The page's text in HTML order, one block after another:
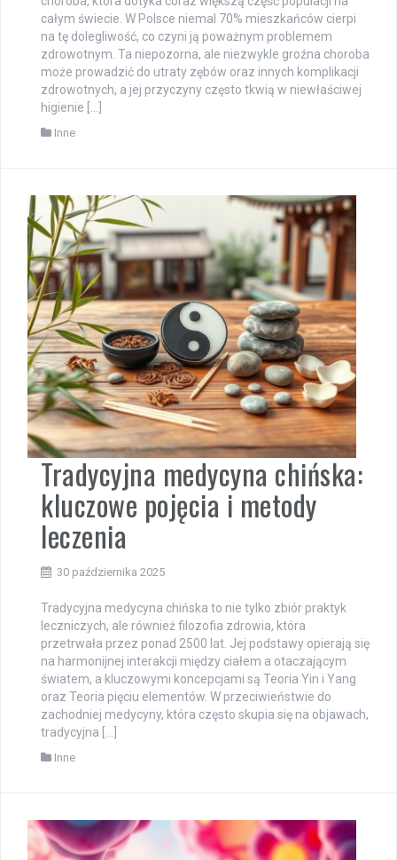
całym świecie. W Polsce niemal 70% mieszkańców cierpi
na tę dolegliwość, co czyni ją poważnym problemem
zdrowotnym. Ta niepozorna, ale niezwykle groźna choroba
może prowadzić do utraty zębów oraz innych komplikacji
zdrowotnych, a jej przyczyny często tkwią w niewłaściwej
higienie […]
Inne
Tradycyjna medycyna chińska:
kluczowe pojęcia i metody
leczenia
30 października 2025
Tradycyjna medycyna chińska to nie tylko zbiór praktyk
leczniczych, ale również filozofia zdrowia, która
przetrwała przez ponad 2500 lat. Jej podstawy opierają się
na harmonijnej interakcji między ciałem a otaczającym
światem, a kluczowymi koncepcjami są Teoria Yin i Yang
oraz Teoria pięciu elementów. W przeciwieństwie do
zachodniej medycyny, która często skupia się na objawach,
tradycyjna […]
Inne